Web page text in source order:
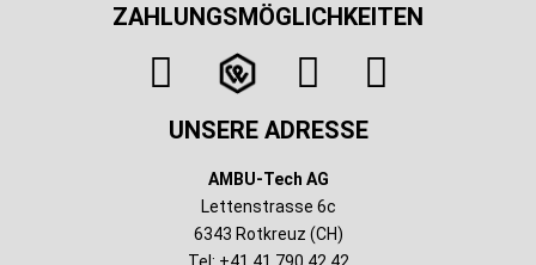
ZAHLUNGSMÖGLICHKEITEN
UNSERE ADRESSE
AMBU-Tech AG
Lettenstrasse 6c
6343 Rotkreuz (CH)
Tel: +41 41 790 42 42